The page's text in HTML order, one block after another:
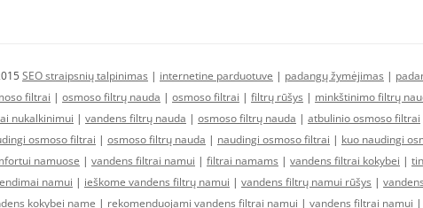
SEO straipsnių talpinimas | internetine parduotuve | padangų žymėjimas |
filtrai | osmoso filtrų nauda | osmoso filtrai | filtrų rūšys | minkštinimo filtrų
nukalkinimui | vandens filtrų nauda | osmoso filtrų nauda | atbulinio osmoso filtrai
osmoso filtrai | osmoso filtrų nauda | naudingi osmoso filtrai | kuo naudingi
namuose | vandens filtrai namui | filtrai namams | vandens filtrai kokybei |
namui | ieškome vandens filtrų namui | vandens filtrų namui rūšys |
kokybei name | rekomenduojami vandens filtrai namui | vandens filtrai namui |